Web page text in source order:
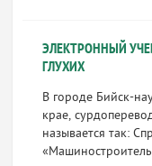
ЭЛЕКТРОННЫЙ
ГЛУХИХ
В городе Бийск-
крае,
называется так: